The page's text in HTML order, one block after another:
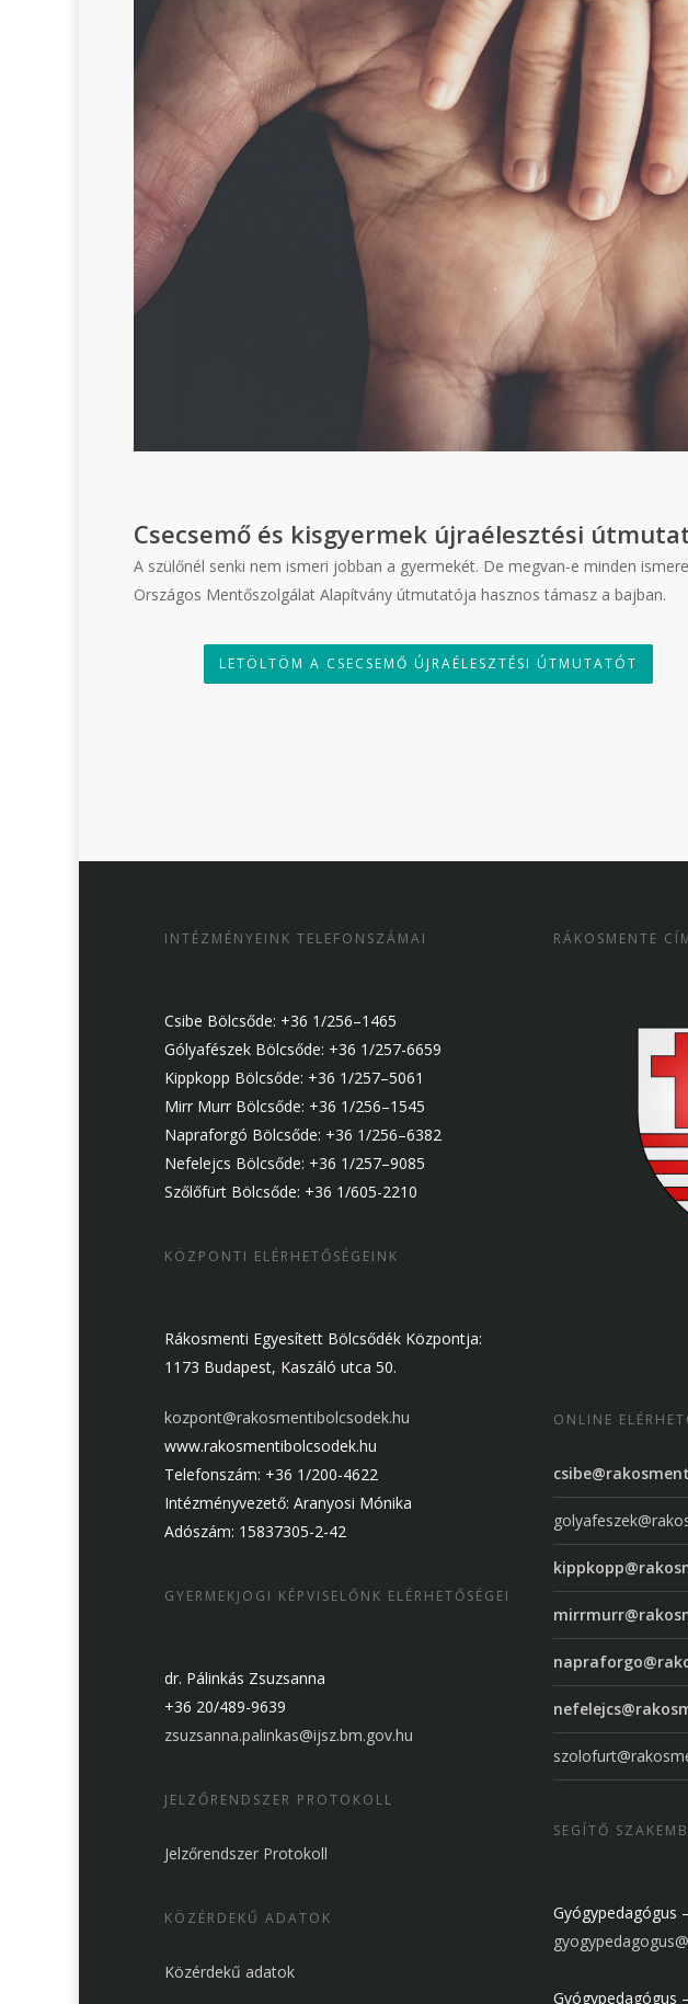
Csecsemő és kisgyermek újraélesztési
A szülőnél senki nem ismeri jobban a gyermekét. De megvan-e minden
Országos Mentőszolgálat Alapítvány útmutatója hasznos támasz a bajban.
LETÖLTÖM A CSECSEMŐ ÚJRAÉLESZTÉSI ÚTMUTATÓT
INTÉZMÉNYEINK TELEFONSZÁMAI
Csibe Bölcsőde: +36 1/256–1465
Gólyafészek Bölcsőde: +36 1/257-6659
Kippkopp Bölcsőde: +36 1/257–5061
Mirr Murr Bölcsőde: +36 1/256–1545
Napraforgó Bölcsőde: +36 1/256–6382
Nefelejcs Bölcsőde: +36 1/257–9085
Szőlőfürt Bölcsőde: +36 1/605-2210
KÖZPONTI ELÉRHETŐSÉGEINK
Rákosmenti Egyesített Bölcsődék Központja:
1173 Budapest, Kaszáló utca 50.
kozpont@rakosmentibolcsodek.hu
www.rakosmentibolcsodek.hu
Telefonszám: +36 1/200-4622
Intézményvezető: Aranyosi Mónika
Adószám: 15837305-2-42
GYERMEKJOGI KÉPVISELŐNK ELÉRHETŐSÉGEI
dr. Pálinkás Zsuzsanna
+36 20/489-9639
zsuzsanna.palinkas@ijsz.bm.gov.hu
JELZŐRENDSZER PROTOKOLL
Jelzőrendszer Protokoll
KÖZÉRDEKŰ ADATOK
Közérdekű adatok
RÁKOSMENTE
ONLINE
SEGÍTŐ
Gyógypedagógus
Gyógypedagógus